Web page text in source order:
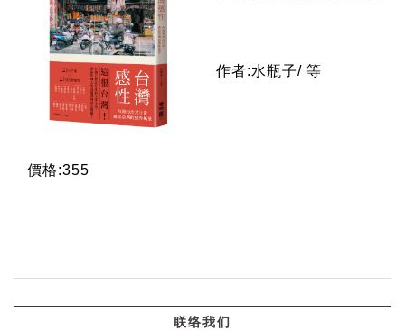
作者:水瓶子/ 等
價格:355
联络我们